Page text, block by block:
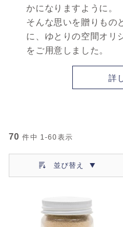
かになりますように。
そんな思いを贈りもの
に、ゆとりの空間オリ
をご用意しました。
詳
70 件中 1-60表示
並び替え